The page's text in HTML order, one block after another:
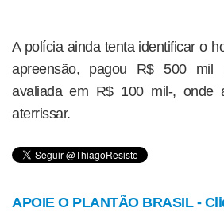
A polícia ainda tenta identificar o
apreensão, pagou R$ 500 mil
avaliada em R$ 100 mil-, onde
aterrissar.
APOIE O PLANTÃO BRASIL -